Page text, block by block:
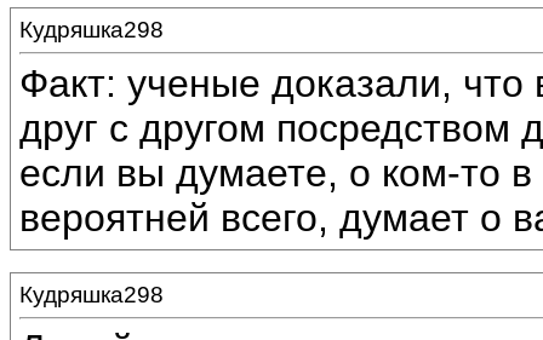
Кудряшка298
Факт: ученые доказали,
друг с другом посредством
если вы думаете, о ком-то в
вероятней всего, думает о
Кудряшка298